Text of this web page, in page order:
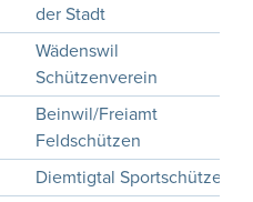
der Stadt
Wädenswil
Schützenverein
Beinwil/Freiamt
Feldschützen
Diemtigtal Sportschützen